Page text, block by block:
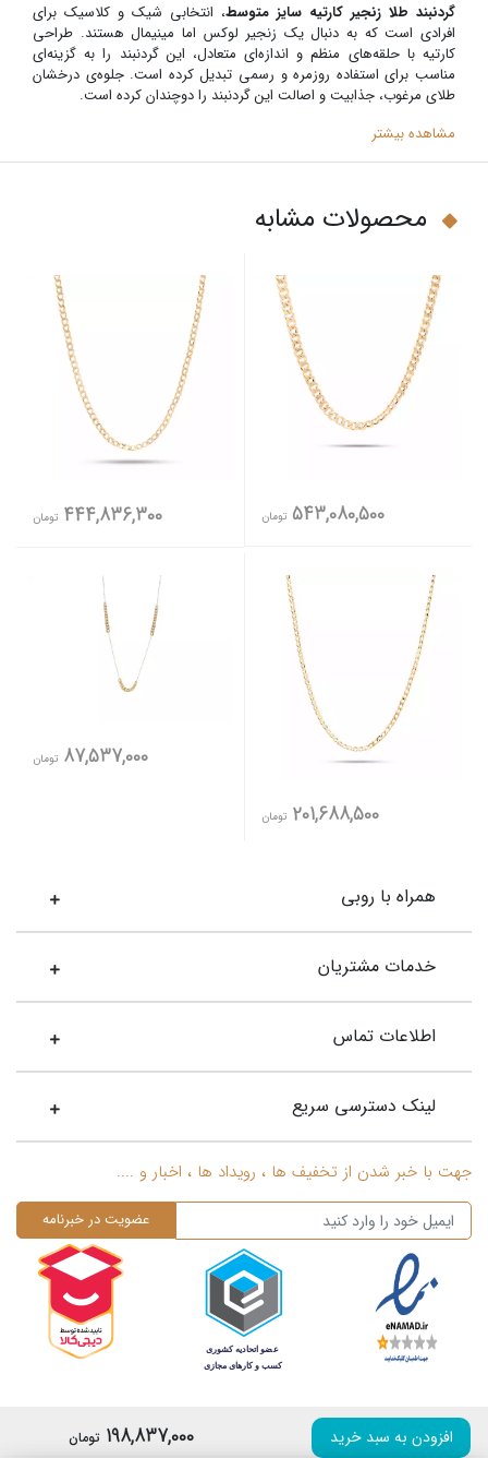
افزودن به سبد خرید 198,837,000 تومان
گردنبند طلا زنجیر کارتیه سایز متوسط، انتخابی شیک و کلاسیک برای
افرادی است که به دنبال یک زنجیر لوکس اما مینیمال هستند. طراحی
کارتیه با حلقه‌های منظم و اندازه‌ای متعادل، این گردنبند را به گزینه‌ای
مناسب برای استفاده روزمره و رسمی تبدیل کرده است. جلوه‌ی درخشان
طلای مرغوب، جذابیت و اصالت این گردنبند را دوچندان کرده است.
مشاهده بیشتر
محصولات مشابه
543,080,500 تومان 444,836,300 تومان
201,688,500 تومان
87,537,000 تومان
همراه با روبی
خدمات مشتریان
اطلاعات تماس
لینک دسترسی سریع
جهت با خبر شدن از تخفیف ها ، رویداد ها ، اخبار و ....